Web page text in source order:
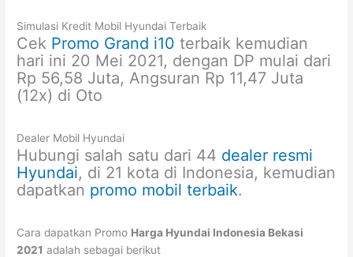
Simulasi Kredit Mobil Hyundai Terbaik
Cek Promo Grand i10 terbaik kemudian
hari ini 20 Mei 2021, dengan DP mulai dari
Rp 56,58 Juta, Angsuran Rp 11,47 Juta
(12x) di Oto
Dealer Mobil Hyundai
Hubungi salah satu dari 44 dealer resmi
Hyundai, di 21 kota di Indonesia, kemudian
dapatkan promo mobil terbaik.
Cara dapatkan Promo Harga Hyundai Indonesia Bekasi
2021 adalah sebagai berikut